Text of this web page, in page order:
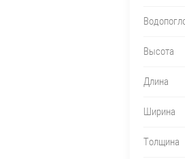
Высота
Длина
Ширина
Толщина